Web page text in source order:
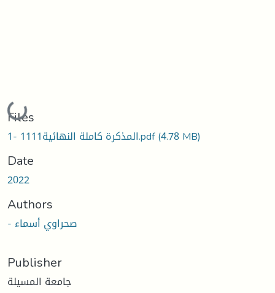
Loading...
Files
المذكرة كاملة النهائية1111 -1.pdf(4.78 MB)
Date
2022
Authors
- صحراوي أسماء
Publisher
جامعة المسيلة